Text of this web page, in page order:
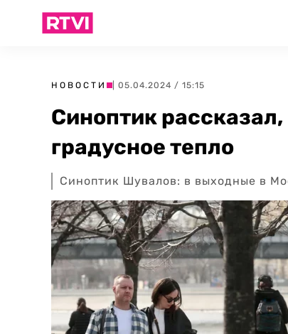
НОВОСТИ | 05.04.2024 / 15:15
Синоптик
градусное тепло
Синоптик Шувалов: в выходные в